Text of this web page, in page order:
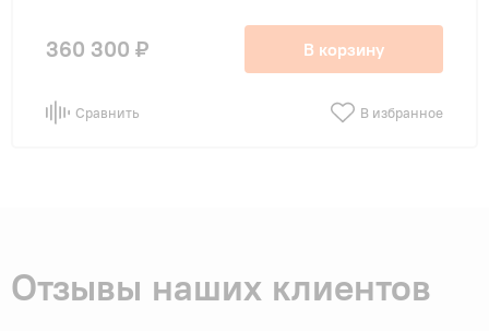
360 300 ₽ В корзину
Сравнить В избранное
Отзывы наших клиентов